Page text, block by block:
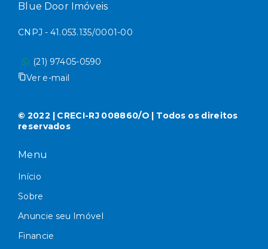
Blue Door Imóveis
CNPJ - 41.053.135/0001-00
(21) 97405-0590
Ver e-mail
© 2022 | CRECI-RJ 008860/O | Todos os direitos
reservados
Menu
Início
Sobre
Anuncie seu Imóvel
Financie